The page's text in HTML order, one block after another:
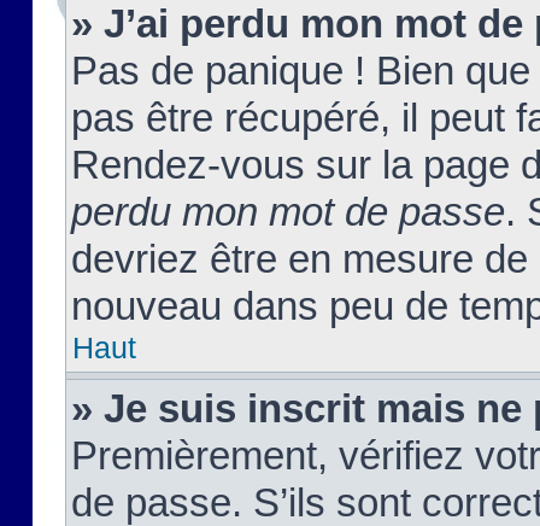
» J’ai perdu mon mot de
Pas de panique ! Bien
pas être récupéré, il peut
Rendez-vous sur la page
perdu mon mot de passe.
devriez être en mesure
nouveau dans peu de
Haut
» Je suis inscrit mais ne
Premièrement, vérifiez
de passe. S’ils sont